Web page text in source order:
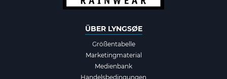
ÜBER LYNGSØE
Größentabelle
Marketingmaterial
Medienbank
Handelsbedingungen